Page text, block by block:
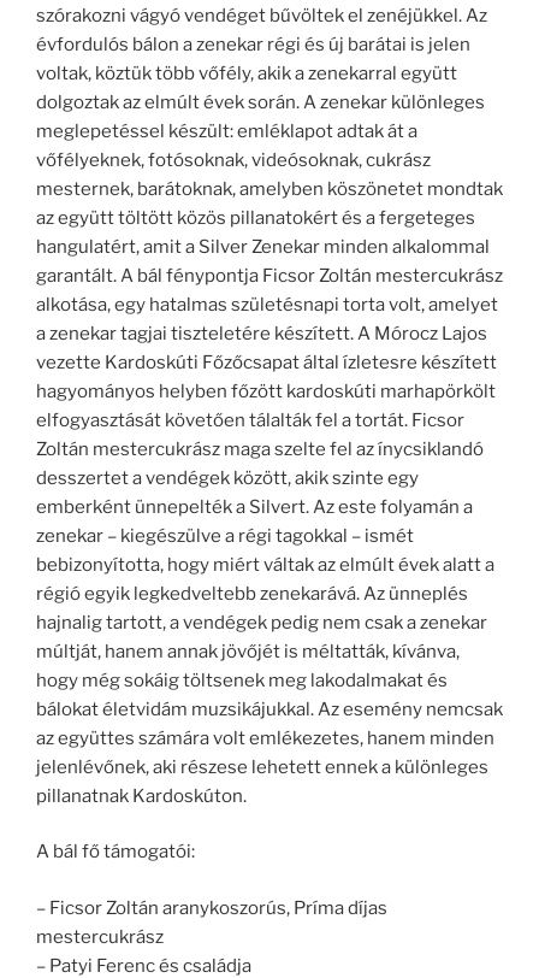
szórakozni vágyó vendéget bűvöltek el zenéjükkel. Az
évfordulós bálon a zenekar régi és új barátai is jelen
voltak, köztük több vőfély, akik a zenekarral együtt
dolgoztak az elmúlt évek során. A zenekar különleges
meglepetéssel készült: emléklapot adtak át a
vőfélyeknek, fotósoknak, videósoknak, cukrász
mesternek, barátoknak, amelyben köszönetet mondtak
az együtt töltött közös pillanatokért és a fergeteges
hangulatért, amit a Silver Zenekar minden alkalommal
garantált. A bál fénypontja Ficsor Zoltán mestercukrász
alkotása, egy hatalmas születésnapi torta volt, amelyet
a zenekar tagjai tiszteletére készített. A Mórocz Lajos
vezette Kardoskúti Főzőcsapat által ízletesre készített
hagyományos helyben főzött kardoskúti marhapörkölt
elfogyasztását követően tálalták fel a tortát. Ficsor
Zoltán mestercukrász maga szelte fel az ínycsiklandó
desszertet a vendégek között, akik szinte egy
emberként ünnepelték a Silvert. Az este folyamán a
zenekar – kiegészülve a régi tagokkal – ismét
bebizonyította, hogy miért váltak az elmúlt évek alatt a
régió egyik legkedveltebb zenekarává. Az ünneplés
hajnalig tartott, a vendégek pedig nem csak a zenekar
múltját, hanem annak jövőjét is méltatták, kívánva,
hogy még sokáig töltsenek meg lakodalmakat és
bálokat életvidám muzsikájukkal. Az esemény nemcsak
az együttes számára volt emlékezetes, hanem minden
jelenlévőnek, aki részese lehetett ennek a különleges
pillanatnak Kardoskúton.
A bál fő támogatói:
– Ficsor Zoltán aranykoszorús, Príma díjas
mestercukrász
– Patyi Ferenc és családja